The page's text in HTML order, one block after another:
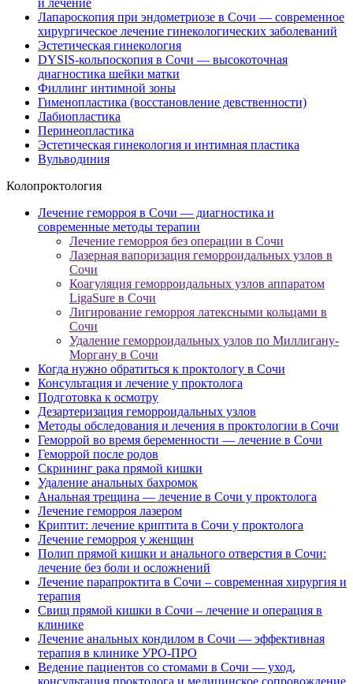
и лечение
Лапароскопия при эндометриозе в Сочи — современное
хирургическое лечение гинекологических заболеваний
Эстетическая гинекология
DYSIS-кольпоскопия в Сочи — высокоточная
диагностика шейки матки
Филлинг интимной зоны
Гименопластика (восстановление девственности)
Лабиопластика
Перинеопластика
Эстетическая гинекология и интимная пластика
Вульводиния
Колопроктология
Лечение геморроя в Сочи — диагностика и
современные методы терапии
Лечение геморроя без операции в Сочи
Лазерная вапоризация геморроидальных узлов в
Сочи
Коагуляция геморроидальных узлов аппаратом
LigaSure в Сочи
Лигирование геморроя латексными кольцами в
Сочи
Удаление геморроидальных узлов по Миллигану-
Моргану в Сочи
Когда нужно обратиться к проктологу в Сочи
Консультация и лечение у проктолога
Подготовка к осмотру
Дезартеризация геморроидальных узлов
Методы обследования и лечения в проктологии в Сочи
Геморрой во время беременности — лечение в Сочи
Геморрой после родов
Скрининг рака прямой кишки
Удаление анальных бахромок
Анальная трещина — лечение в Сочи у проктолога
Лечение геморроя лазером
Криптит: лечение криптита в Сочи у проктолога
Лечение геморроя у женщин
Полип прямой кишки и анального отверстия в Сочи:
лечение без боли и осложнений
Лечение парапроктита в Сочи – современная хирургия и
терапия
Свищ прямой кишки в Сочи – лечение и операция в
клинике
Лечение анальных кондилом в Сочи — эффективная
терапия в клинике УРО-ПРО
Ведение пациентов со стомами в Сочи — уход,
консультация проктолога и медицинское сопровождение